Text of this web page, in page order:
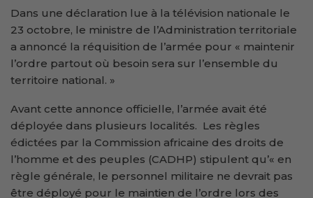
Dans une déclaration lue à la télévision nationale le
23 octobre, le ministre de l’Administration territoriale
a annoncé la réquisition de l’armée pour « maintenir
l’ordre partout où besoin sera sur l’ensemble du
territoire national. »
Avant cette annonce officielle, l’armée avait été
déployée dans plusieurs localités. Les règles
édictées par la Commission africaine des droits de
l’homme et des peuples (CADHP) stipulent qu’« en
règle générale, le personnel militaire ne devrait pas
être déployé pour le maintien de l’ordre lors des